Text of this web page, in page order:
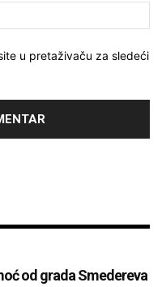
u pretaživaču za sledeći
od grada Smedereva